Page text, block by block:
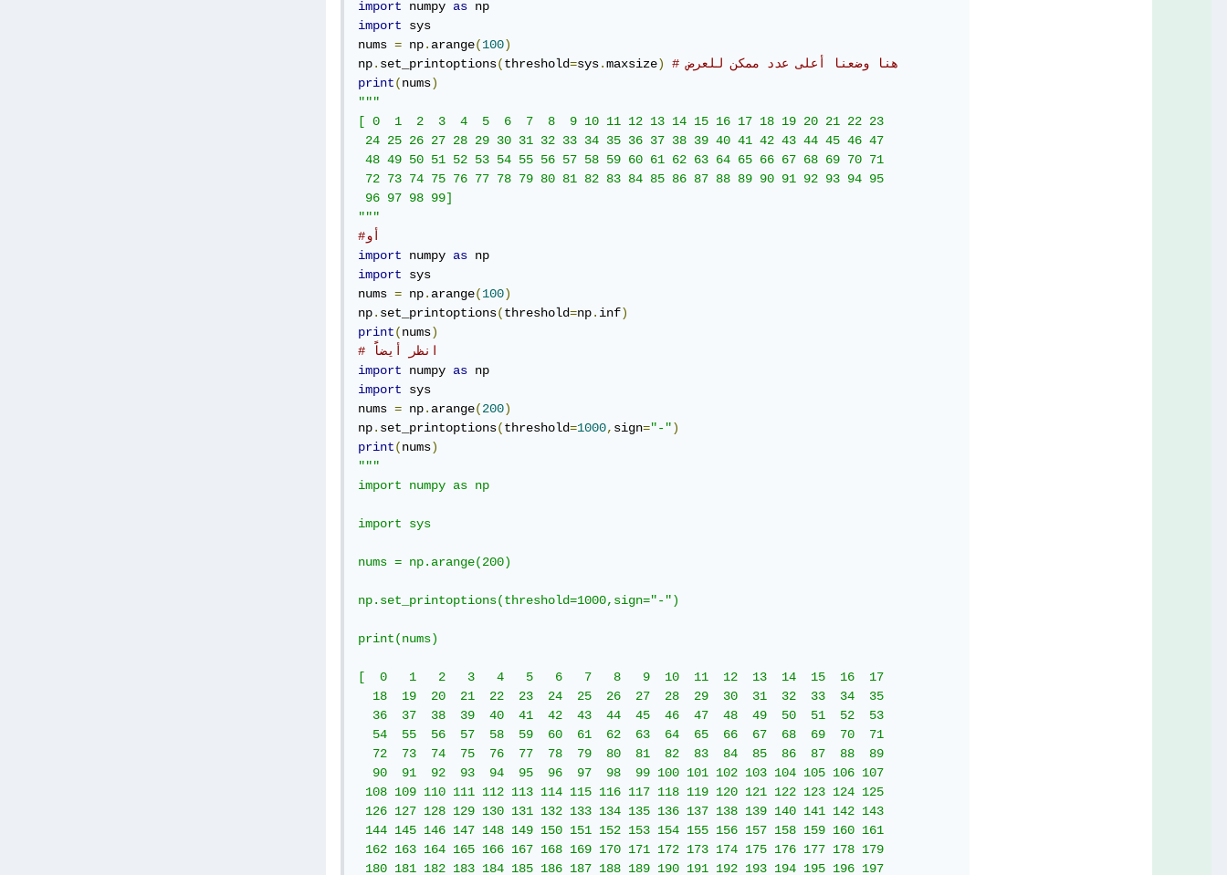
import numpy as
import sys
nums = np. arange(100)
np. set_printoptions(threshold=sys.maxsize)
# هنا وضعنا أعلى عدد ممكن للعرض
print(nums)
"""
[ 0  1  2  3  4  5  6  7  8  9 10 11 12 13 14 15 16 17 18 19 20 21 22 23
24 25 26 27 28 29 30 31 32 33 34 35 36 37 38 39 40 41 42 43 44 45 46 47
48 49 50 51 52 53 54 55 56 57 58 59 60 61 62 63 64 65 66 67 68 69 70 71
72 73 74 75 76 77 78 79 80 81 82 83 84 85 86 87 88 89 90 91 92 93 94 95
96 97 98 99]
"""
#أو
import numpy as
import sys
nums = np. arange(100)
np. set_printoptions(threshold=np. inf)
print(nums)
# انظر أيضاًَ
import numpy as
import sys
nums = np. arange(200)
np. set_printoptions(threshold=1000, sign="-")
print(nums)
"""
import numpy as np
import sys
nums = np.arange(200)
np.set_printoptions(threshold=1000,sign="-")
print(nums)
[  0   1   2   3   4   5   6   7   8   9  10  11  12  13  14  15  16  17
  18  19  20  21  22  23  24  25  26  27  28  29  30  31  32  33  34  35
  36  37  38  39  40  41  42  43  44  45  46  47  48  49  50  51  52  53
  54  55  56  57  58  59  60  61  62  63  64  65  66  67  68  69  70  71
  72  73  74  75  76  77  78  79  80  81  82  83  84  85  86  87  88  89
  90  91  92  93  94  95  96  97  98  99 100 101 102 103 104 105 106 107
108 109 110 111 112 113 114 115 116 117 118 119 120 121 122 123 124 125
126 127 128 129 130 131 132 133 134 135 136 137 138 139 140 141 142 143
144 145 146 147 148 149 150 151 152 153 154 155 156 157 158 159 160 161
162 163 164 165 166 167 168 169 170 171 172 173 174 175 176 177 178 179
180 181 182 183 184 185 186 187 188 189 190 191 192 193 194 195 196 197